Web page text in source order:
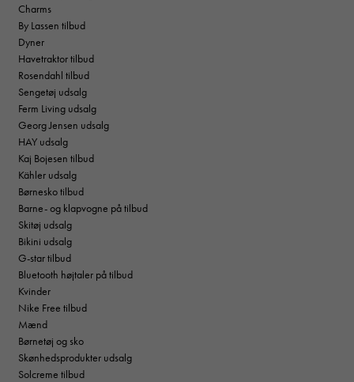
Charms
By Lassen tilbud
Dyner
Havetraktor tilbud
Rosendahl tilbud
Sengetøj udsalg
Ferm Living udsalg
Georg Jensen udsalg
HAY udsalg
Kaj Bojesen tilbud
Kähler udsalg
Børnesko tilbud
Barne- og klapvogne på tilbud
Skitøj udsalg
Bikini udsalg
G-star tilbud
Bluetooth højtaler på tilbud
Kvinder
Nike Free tilbud
Mænd
Børnetøj og sko
Skønhedsprodukter udsalg
Solcreme tilbud